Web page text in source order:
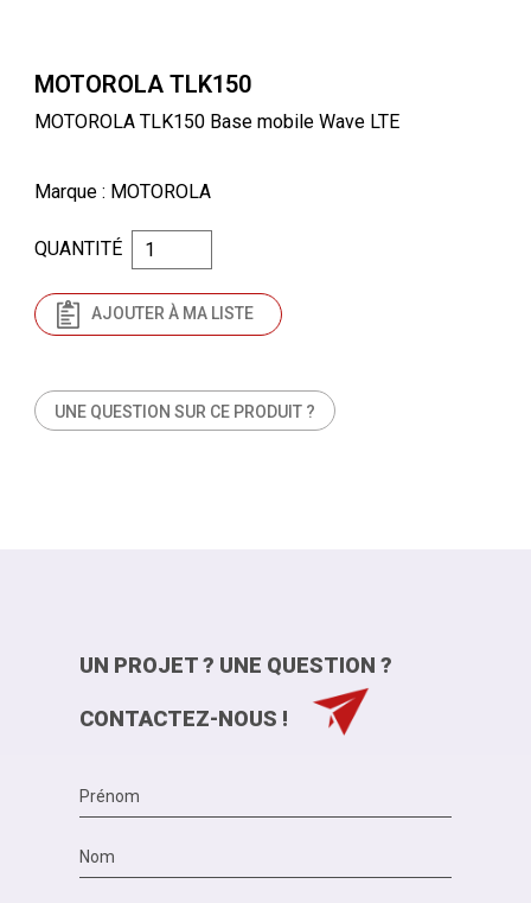
MOTOROLA TLK150
MOTOROLA TLK150 Base mobile Wave LTE
Marque : MOTOROLA
UNE QUESTION SUR CE PRODUIT ?
QUANTITÉ
AJOUTER À MA LISTE
UN PROJET ? UNE QUESTION ?
CONTACTEZ-NOUS !